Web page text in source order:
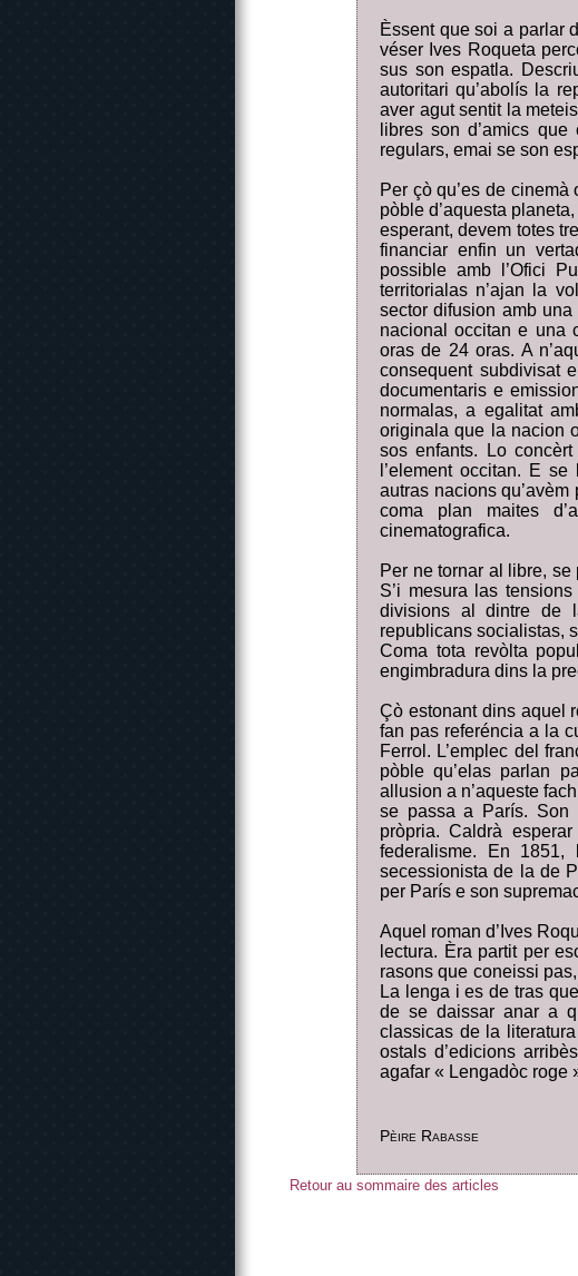
Èssent que soi a parlar
véser Ives Roqueta
sus son espatla.
autoritari qu’abolís la
aver agut sentit la
libres son d’amics
regulars, emai se son
Per çò qu’es de
pòble d’aquesta
esperant, devem totes
financiar enfin un
possible amb l’Ofici
territorialas n’ajan la
sector difusion amb
nacional occitan e una
oras de 24 oras. A
consequent subdivisat
documentaris e
normalas, a egalitat
originala que la nacion
sos enfants. Lo
l’element occitan. E
autras nacions qu’avèm
coma plan maites
cinematografica.
Per ne tornar al libre,
S’i mesura las
divisions al dintre de
republicans socialistas,
Coma tota revòlta
engimbradura dins la
Çò estonant dins aquel
fan pas referéncia a la
Ferrol. L’emplec del
pòble qu’elas parlan
allusion a n’aqueste
se passa a París. Son
pròpria. Caldrà
federalisme. En 1851,
secessionista de la de
per París e son
Aquel roman d’Ives
lectura. Èra partit per
rasons que coneissi
La lenga i es de tras
de se daissar anar a
classicas de la
ostals d’edicions
agafar « Lengadòc roge
Pèire Rabasse
Retour au sommaire des articles